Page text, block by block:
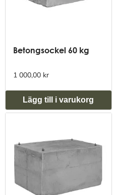
Betongsockel 60 kg
1 000,00 kr
Lägg till i varukorg